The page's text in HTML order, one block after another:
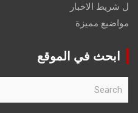
ل شريط الاخبار
مواضيع مميزة
ابحث في الموقع